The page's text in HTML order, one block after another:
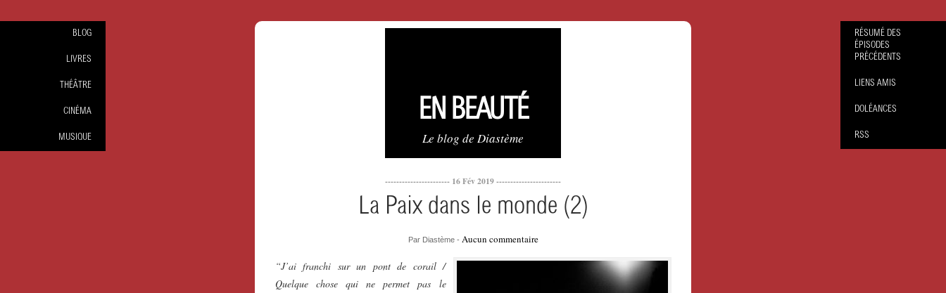
EN BEAUTÉ
Le blog de Diastème
----------------------- 16 Fév 2019 -----------------------
La Paix dans le monde (2)
Par Diastème - Aucun commentaire
“J’ai franchi sur un pont de corail /
Quelque chose qui ne permet pas le
BLOG
LIVRES
THÉÂTRE
CINÉMA
MUSIQUE
RÉSUMÉ DES
ÉPISODES
PRÉCÉDENTS
LIENS AMIS
DOLÉANCES
RSS